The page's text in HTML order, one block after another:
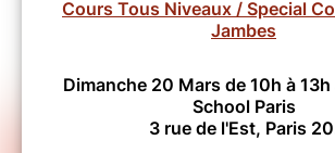
Cours Tous Niveaux / Special
Jambes
Dimanche 20 Mars de 10h à 13h
School Paris
3 rue de l'Est, Paris